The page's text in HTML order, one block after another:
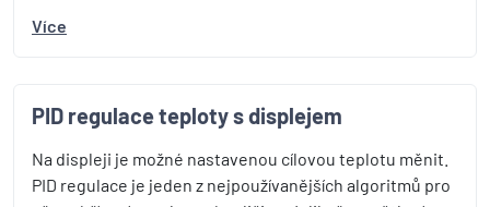
Více
PID regulace teploty s displejem
Na displeji je možné nastavenou cílovou teplotu měnit.
PID regulace je jeden z nejpoužívanějších algoritmů pro